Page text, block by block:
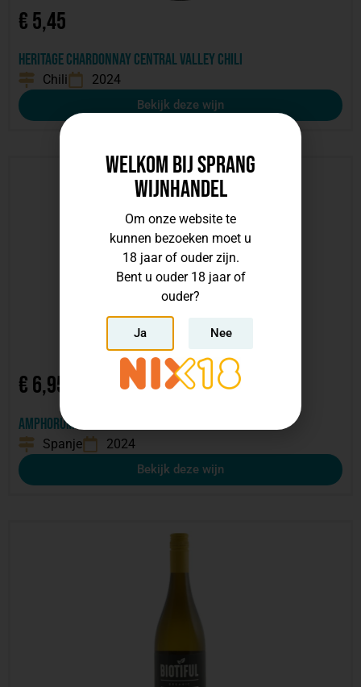
€5,45
Heritage Chardonnay Central Valley Chili
Chili 2024
Bekijk deze wijn
€6,95
Amphorum Sauvignon blanc Bio Vegan
Spanje 2024
Bekijk deze wijn
Welkom bij Sprang
Wijnhandel
Om onze website te
kunnen bezoeken moet u
18 jaar of ouder zijn.
Bent u ouder 18 jaar of
ouder?
Ja Nee